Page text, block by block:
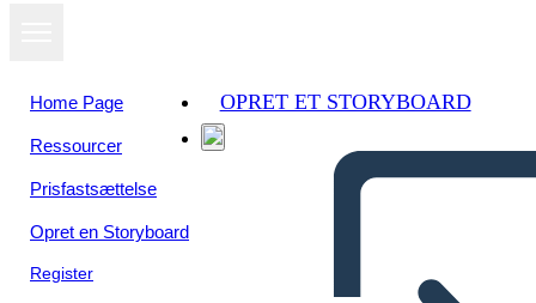
Home Page
Ressourcer
Prisfastsættelse
Opret en Storyboard
Register
OPRET ET STORYBOARD
Se som
diasshow